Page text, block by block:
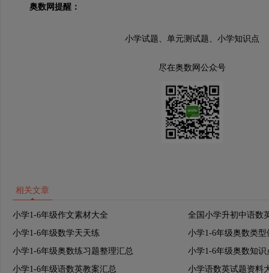
奥数网提醒：
小学试题、单元测试题、小学知识点
尽在奥数网公众号
相关文章
小学1-6年级作文素材大全
全国小学升初中语数
小学1-6年级数学天天练
小学1-6年级奥数类
小学1-6年级奥数练习题整理汇总
小学1-6年级奥数知识
小学1-6年级语数英教案汇总
小学语数英试题资料